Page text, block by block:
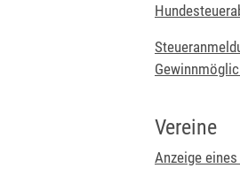
Vereine
Anzeige